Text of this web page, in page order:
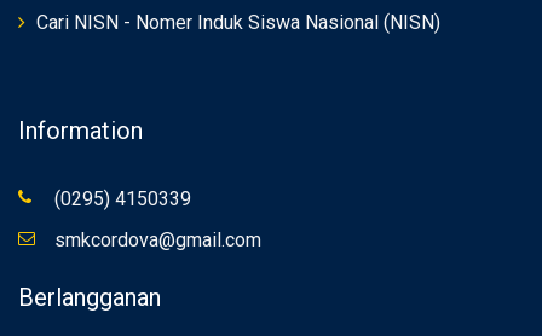
Cari NISN - Nomer Induk Siswa Nasional (NISN)
Information
(0295) 4150339
smkcordova@gmail.com
Berlangganan